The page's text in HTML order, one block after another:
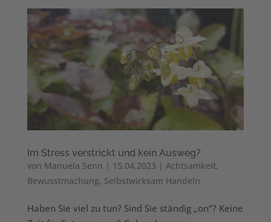
Im Stress verstrickt und kein Ausweg?
von Manuela Senn | 15.04.2023 | Achtsamkeit,
Bewusstmachung, Selbstwirksam Handeln
Haben Sie viel zu tun? Sind Sie ständig „on“? Keine